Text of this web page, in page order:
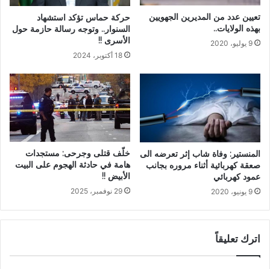
تعيين عدد من المديرين الجهويين
بهذه الولايات..
9 يوليو، 2020
حركة حماس تؤكد استشهاد
السنوار.. وتوجه رسالة حازمة حول
الأسرى !!
18 أكتوبر، 2024
المنستير: وفاة شاب إثر تعرضه الى
صعقة كهربائية أثناء مروره بجانب
عمود كهربائي
9 يونيو، 2020
خلّف قتلى وجرحى: مستجدات
هامة في حادثة الهجوم على البيت
الأبيض !!
29 نوفمبر، 2025
اترك تعليقاً